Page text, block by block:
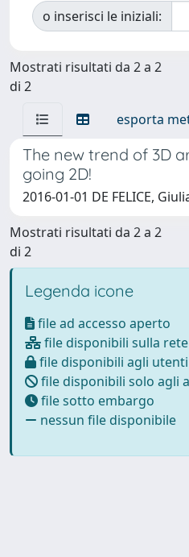
o inserisci le iniziali:
Mostrati risultati da 2 a 2
di 2
esporta
The new trend of 3D
going 2D!
2016-01-01 DE FELICE,
Mostrati risultati da 2 a 2
di 2
Legenda icone
file ad accesso aperto
file disponibili sulla
file disponibili agli
file disponibili solo agli
file sotto embargo
nessun file disponibile